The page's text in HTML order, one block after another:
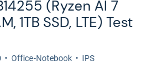
(Ryzen AI 7
1TB SSD, LTE) Test
Office-​Note­book IPS